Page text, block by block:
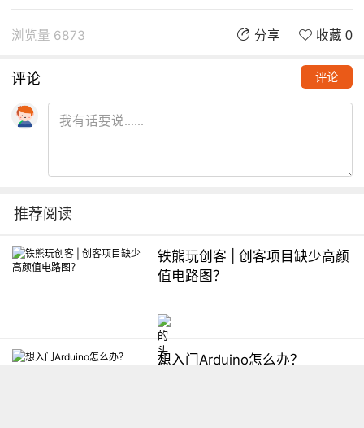
浏览量 6873 分享 收藏 0
评论 评论
推荐阅读
铁熊玩创客 | 创客项目缺少高颜
值电路图？
想入门Arduino怎么办？